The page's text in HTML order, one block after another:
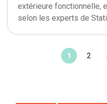
extérieure fonctionnelle,
selon les experts de
1 2